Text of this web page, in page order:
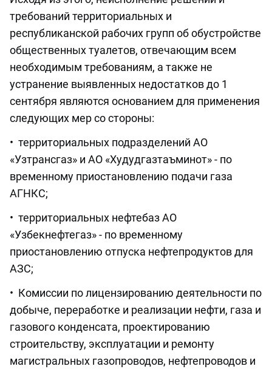
требований территориальных и
республиканской рабочих групп об обустройстве
общественных туалетов, отвечающим всем
необходимым требованиям, а также не
устранение выявленных недостатков до 1
сентября являются основанием для применения
следующих мер со стороны:
• территориальных подразделений АО
«Узтрансгаз» и АО «Худудгазтаъминот» - по
временному приостановлению подачи газа
АГНКС;
• территориальных нефтебаз АО
«Узбекнефтегаз» - по временному
приостановлению отпуска нефтепродуктов для
АЗС;
• Комиссии по лицензированию деятельности по
добыче, переработке и реализации нефти, газа и
газового конденсата, проектированию
строительству, эксплуатации и ремонту
магистральных газопроводов, нефтепроводов и